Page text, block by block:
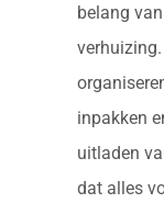
belang
inpakken
uitladen
dat alles